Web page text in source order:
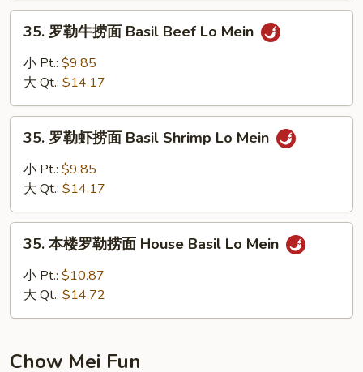
面
Basil
Lo
Mein
35.
面
Basil
Lo
Mein
35. 罗勒牛捞面 Basil Beef Lo Mein
小 Pt.: $9.85
大 Qt.: $14.17
35.
面
Basil
Lo
Mein
35. 罗勒虾捞面 Basil Shrimp Lo Mein
小 Pt.: $9.85
大 Qt.: $14.17
35.
House
35. 本楼罗勒捞面 House Basil Lo Mein
小 Pt.: $10.87
大 Qt.: $14.72
Chow Mei Fun